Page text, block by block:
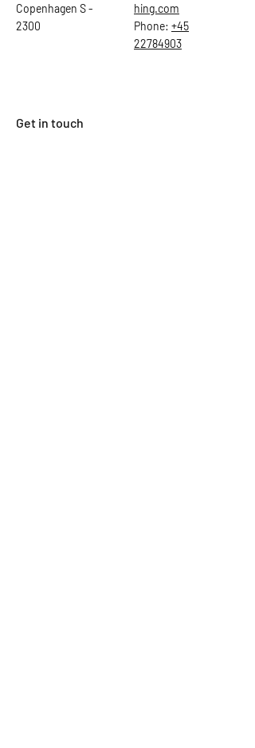
Copenhagen S -
2300
hing.com
Phone: +45
22784903
Get in touch